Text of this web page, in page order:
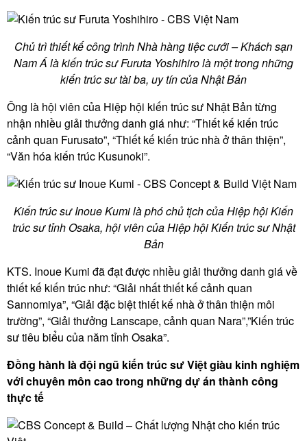
Chủ trì thiết kế công trình Nhà hàng tiệc cưới – Khách sạn
Nam Á là kiến trúc sư Furuta Yoshihiro là một trong những
kiến trúc sư tài ba, uy tín của Nhật Bản
Ông là hội viên của Hiệp hội kiến trúc sư Nhật Bản từng
nhận nhiều giải thưởng danh giá như: “Thiết kế kiến trúc
cảnh quan Furusato”, “Thiết kế kiến trúc nhà ở thân thiện”,
“Văn hóa kiến trúc Kusunoki”.
Kiến trúc sư Inoue Kumi là phó chủ tịch của Hiệp hội Kiến
trúc sư tỉnh Osaka, hội viên của Hiệp hội Kiến trúc sư Nhật
Bản
KTS. Inoue Kumi đã đạt được nhiều giải thưởng danh giá về
thiết kế kiến trúc như: “Giải nhất thiết kế cảnh quan
Sannomiya”, “Giải đặc biệt thiết kế nhà ở thân thiện môi
trường”, “Giải thưởng Lanscape, cảnh quan Nara”,”Kiến trúc
sư tiêu biểu của năm tỉnh Osaka”.
Đồng hành là đội ngũ kiến trúc sư Việt giàu kinh nghiệm
với chuyên môn cao trong những dự án thành công
thực tế